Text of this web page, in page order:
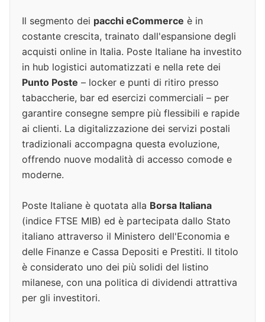
Il segmento dei pacchi eCommerce è in
costante crescita, trainato dall'espansione degli
acquisti online in Italia. Poste Italiane ha investito
in hub logistici automatizzati e nella rete dei
Punto Poste – locker e punti di ritiro presso
tabaccherie, bar ed esercizi commerciali – per
garantire consegne sempre più flessibili e rapide
ai clienti. La digitalizzazione dei servizi postali
tradizionali accompagna questa evoluzione,
offrendo nuove modalità di accesso comode e
moderne.
Poste Italiane è quotata alla Borsa Italiana
(indice FTSE MIB) ed è partecipata dallo Stato
italiano attraverso il Ministero dell'Economia e
delle Finanze e Cassa Depositi e Prestiti. Il titolo
è considerato uno dei più solidi del listino
milanese, con una politica di dividendi attrattiva
per gli investitori.